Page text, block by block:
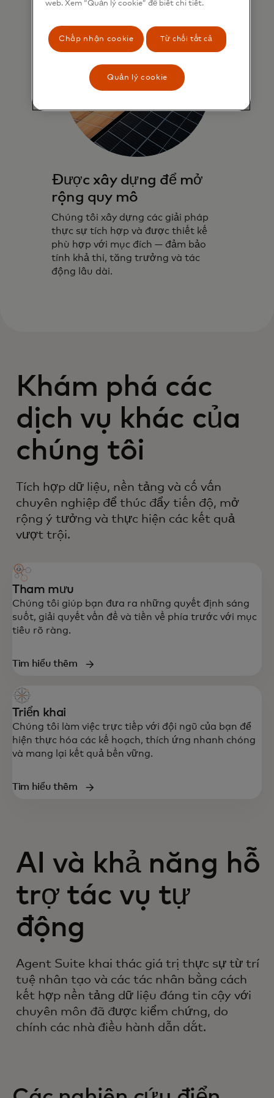
Được xây dựng để mở
rộng quy mô
Chúng tôi xây dựng các giải pháp
thực sự tích hợp và được thiết kế
phù hợp với mục đích — đảm bảo
tính khả thi, tăng trưởng và tác
động lâu dài.
Khám phá các
dịch vụ khác của
chúng tôi
Tích hợp dữ liệu, nền tảng và cố vấn
chuyên nghiệp để thúc đẩy tiến độ, mở
rộng ý tưởng và thực hiện các kết quả
vượt trội.
Tham mưu
Chúng tôi giúp bạn đưa ra những quyết định sáng
suốt, giải quyết vấn đề và tiến về phía trước với mục
tiêu rõ ràng.
Tìm hiểu thêm
Triển khai
Chúng tôi làm việc trực tiếp với đội ngũ của bạn để
hiện thực hóa các kế hoạch, thích ứng nhanh chóng
và mang lại kết quả bền vững.
Tìm hiểu thêm
AI và khả năng hỗ
trợ tác vụ tự
động
Agent Suite khai thác giá trị thực sự từ trí
tuệ nhân tạo và các tác nhân bằng cách
kết hợp nền tảng dữ liệu đáng tin cậy với
chuyên môn đã được kiểm chứng, do
chính các nhà điều hành dẫn dắt.
web. Xem “Quản lý cookie” để biết chi tiết.
Chấp nhận cookie Từ chối tất cả
Quản lý cookie